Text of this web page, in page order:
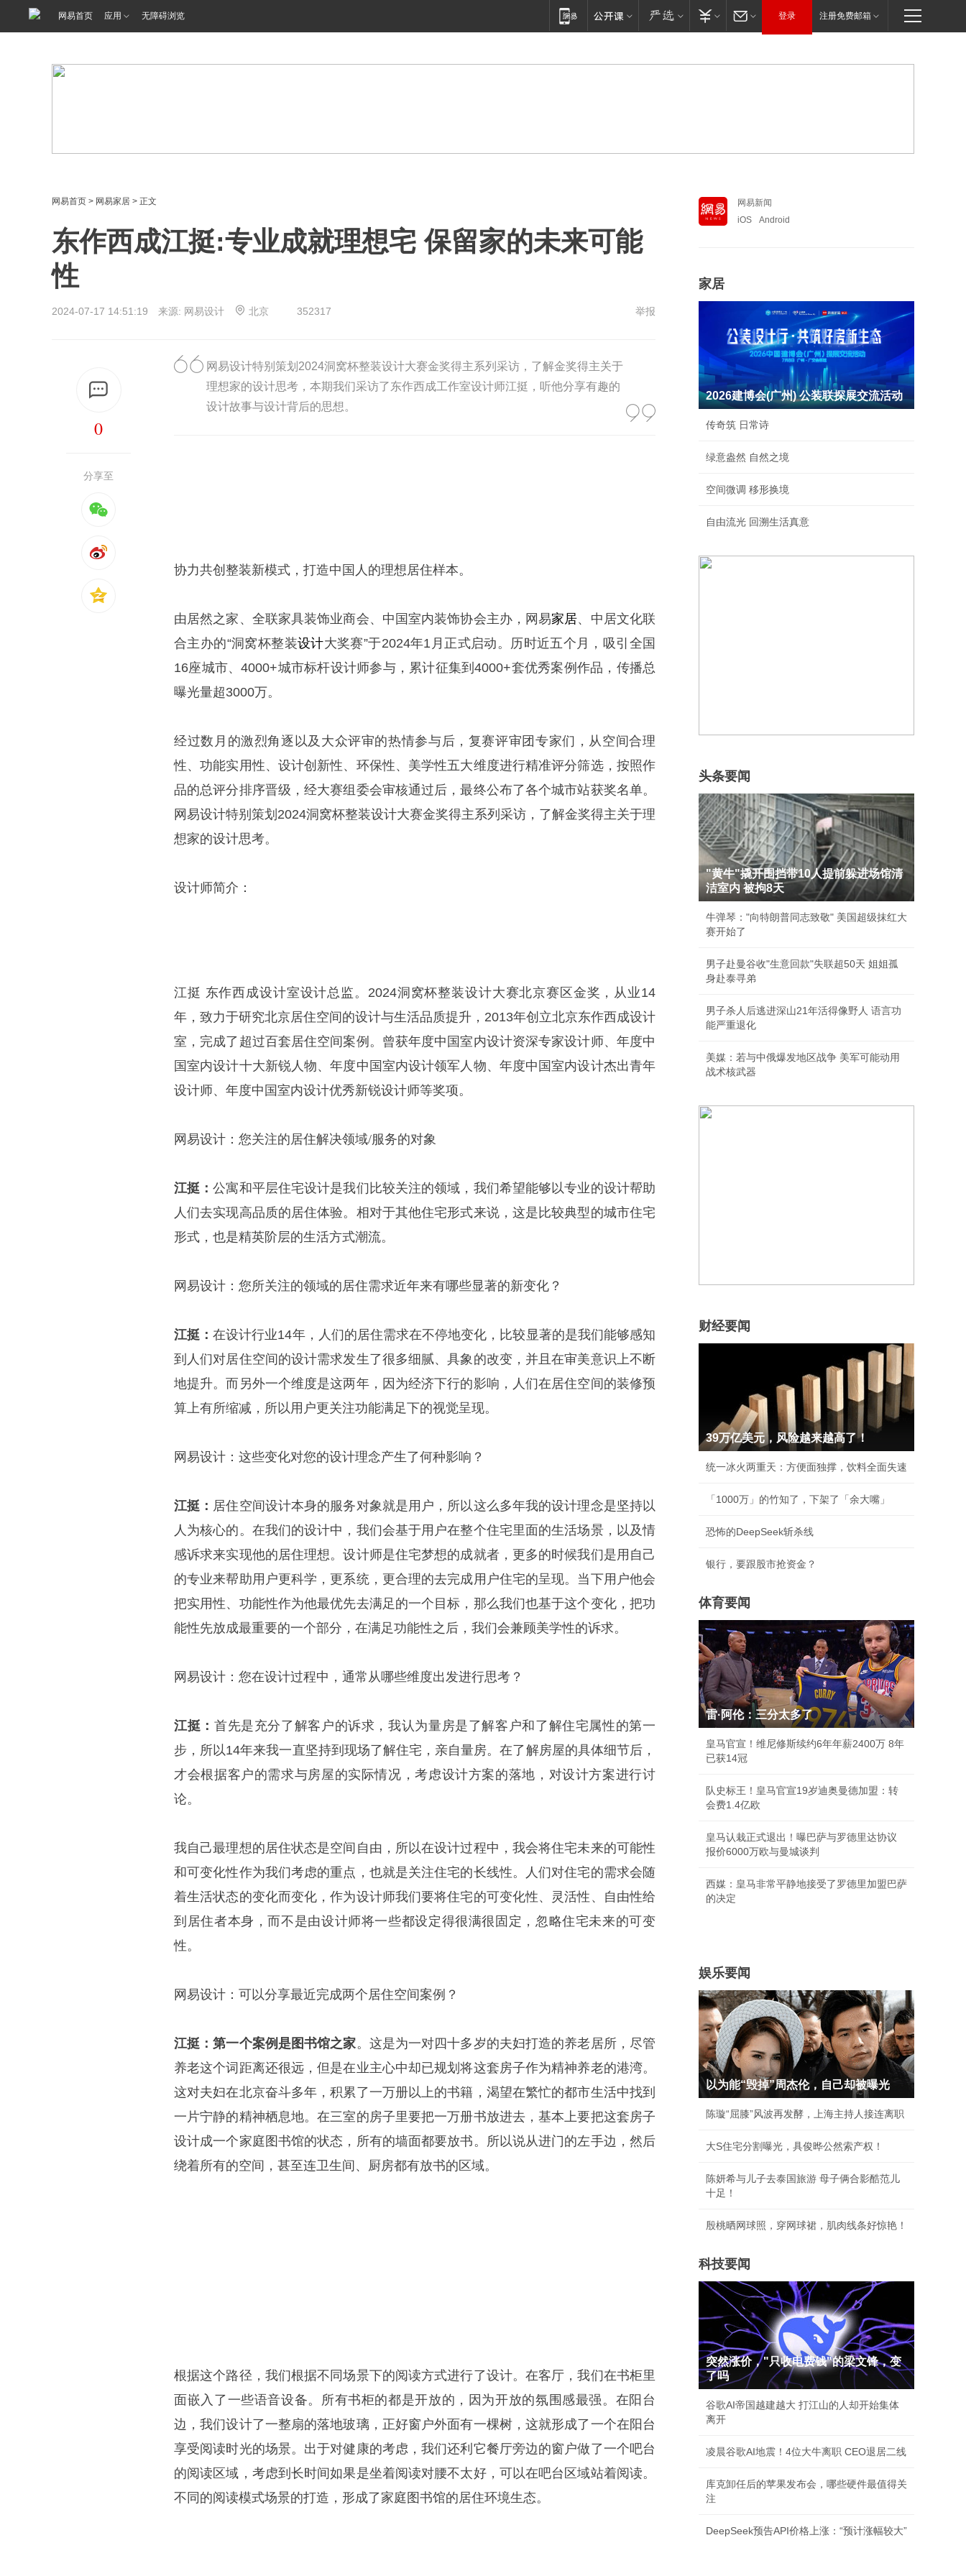
网易首页 应用 无障碍浏览 登录 注册免费邮箱
网易首页 > 网易家居 > 正文
东作西成江挺:专业成就理想宅 保留家的未来可能
性
2024-07-17 14:51:19 来源: 网易设计 北京 352317 举报
0
分享至
网易设计特别策划2024洞窝杯整装设计大赛金奖得主系列采访，了解金奖得主关于
理想家的设计思考，本期我们采访了东作西成工作室设计师江挺，听他分享有趣的
设计故事与设计背后的思想。
协力共创整装新模式，打造中国人的理想居住样本。
由居然之家、全联家具装饰业商会、中国室内装饰协会主办，网易家居、中居文化联
合主办的“洞窝杯整装设计大奖赛”于2024年1 月正式启动。历时近五个月，吸引全国
16座城市、4000+城市标杆设计师参与，累计征集到4000+套优秀案例作品，传播总
曝光量超3000万。
经过数月的激烈角逐以及大众评审的热情参与后，复赛评审团专家们 ，从空间合理
性、功能实用性、设计创新性、环保性、美学性五大维度进行精准评分筛选，按照作
品的总评分排序晋级，经大赛组委会审核通过后，最终公布了各个城市站获奖名单。
网易设计特别策划 2024洞窝杯整装设计大赛金奖得主系列采访，了解金奖得主关于理
想家的设计思考。
设计师简介：
江挺 东作西成设计室设计总监。 2024洞窝杯整装设计大赛北京赛区金奖，从业14
年，致力于研究北京居住空间的设计与生活品质提升， 2013年创立北京东作西成设计
室，完成了超过百套居住空间案例。曾获年度中国室内设计资深专家设计师、年度中
国室内设计十大新锐人物、年度中国室内设计领军人物、年度中国室内设计杰出青年
设计师、年度中国室内设计优秀新锐设计师等奖项。
网易设计：您关注的居住解决领域/服务的对象
江挺：公寓和平层住宅设计是我们比较关注的领域，我们希望能够以专业的设计帮助
人们去实现高品质的居住体验。相对于其他住宅形式来说，这是比较典型的城市住宅
形式，也是精英阶层的生活方式潮流。
网易设计：您所关注的领域的居住需求近年来有哪些显著的新变化？
江挺：在设计行业14年，人们的居住需求在不停地变化，比较显著的是我们能够感知
到人们对居住空间的设计需求发生了很多细腻、具象的改变，并且在审美意识上不断
地提升。而另外一个维度是这两年，因为经济下行的影响，人们在居住空间的装修预
算上有所缩减，所以用户更关注功能满足下的视觉呈现。
网易设计：这些变化对您的设计理念产生了何种影响？
江挺： 居住空间设计本身的服务对象就是用户，所以这么多年我的设计理念是坚持以
人为核心的。在我们的设计中，我们会基于用户在整个住宅里面的生活场景，以及情
感诉求来实现他的居住理想。设计师是住宅梦想的成就者，更多的时候我们是用自己
的专业来帮助用户更科学，更系统，更合理的去完成用户住宅的呈现。当下用户他会
把实用性、功能性作为他最优先去满足的一个目标，那么我们也基于这个变化，把功
能性先放成最重要的一个部分，在满足功能性之后，我们会兼顾美学性的诉求。
网易设计： 您在设计过程中，通常从哪些维度出发进行思考？
江挺： 首先是充分了解客户的诉求，我认为量房是了解客户和了解住宅属性的第一
步，所以14年来我一直坚持到现场了解住宅，亲自量房。在了解房屋的具体细节后，
才会根据客户的需求与房屋的实际情况，考虑设计方案的落地，对设计方案进行讨
论。
我自己最理想的居住状态是空间自由，所以在设计过程中，我会将住宅未来的可能性
和可变化性作为我们考虑的重点，也就是关注住宅的长线性。人们对住宅的需求会随
着生活状态的变化而变化，作为设计师我们要将住宅的可变化性、灵活性、自由性给
到居住者本身，而不是由设计师将一些都设定得很满很固定，忽略住宅未来的可变
性。
网易设计： 可以分享最近完成两个居住空间案例 ？
江挺：第一个案例是图书馆之家。这是为一对四十多岁的夫妇打造的养老居所，尽管
养老这个词距离还很远，但是在业主心中却已规划将这套房子作为精神养老的港湾。
这对夫妇在北京奋斗多年，积累了一万册以上的书籍，渴望在繁忙的都市生活中找到
一片宁静的精神栖息地。在三室的房子里要把一万册书放进去，基本上要把这套房子
设计成一个家庭图书馆的状态，所有的墙面都要放书。所以说从进门的左手边，然后
绕着所有的空间，甚至连卫生间、厨房都有放书的区域。
根据这个路径，我们根据不同场景下的阅读方式进行了设计。在客厅，我们在书柜里
面嵌入了一些语音设备。所有书柜的都是开放的，因为开放的氛围感最强。在阳台
边，我们设计了一整扇的落地玻璃，正好窗户外面有一棵树，这就形成了一个在阳台
享受阅读时光的场景。出于对健康的考虑，我们还利它餐厅旁边的窗户做了一个吧台
的阅读区域，考虑到长时间如果是坐着阅读对腰不太好，可以在吧台区域站着阅读。
不同的阅读模式场景的打造，形成了家庭图书馆的居住环境生态。
网易新闻
iOS
Android
家居
2026建博会(广州) 公装联探展交流活动
传奇筑 日常诗
绿意盎然 自然之境
空间微调 移形换境
自由流光 回溯生活真意
头条要闻
"黄牛"撬开围挡带10人提前躲进场馆清
洁室内 被拘8天
牛弹琴："向特朗普同志致敬" 美国超级抹红大
赛开始了
男子赴曼谷收"生意回款"失联超50天 姐姐孤
身赴泰寻弟
男子杀人后逃进深山21年活得像野人 语言功
能严重退化
美媒：若与中俄爆发地区战争 美军可能动用
战术核武器
财经要闻
39万亿美元，风险越来越高了！
统一冰火两重天：方便面独撑，饮料全面失速
「1000万」的竹知了，下架了「余大嘴」
恐怖的DeepSeek斩杀线
银行，要跟股市抢资金？
体育要闻
雷·阿伦：三分太多了
皇马官宣！维尼修斯续约6年年薪2400万 8年
已获14冠
队史标王！皇马官宣19岁迪奥曼德加盟：转
会费1.4亿欧
皇马认栽正式退出！曝巴萨与罗德里达协议
报价6000万欧与曼城谈判
西媒：皇马非常平静地接受了罗德里加盟巴萨
的决定
娱乐要闻
以为能“毁掉”周杰伦，自己却被曝光
陈璇“屈膝”风波再发酵，上海主持人接连离职
大S住宅分割曝光，具俊晔公然索产权！
陈妍希与儿子去泰国旅游 母子俩合影酷范儿
十足！
殷桃晒网球照，穿网球裙，肌肉线条好惊艳！
科技要闻
突然涨价，"只收电费钱"的梁文锋，变
了吗
谷歌AI帝国越建越大 打江山的人却开始集体
离开
凌晨谷歌AI地震！4位大牛离职 CEO退居二线
库克卸任后的苹果发布会，哪些硬件最值得关
注
DeepSeek预告API价格上涨：“预计涨幅较大”